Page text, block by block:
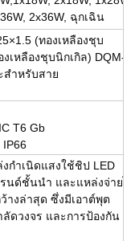
2x36W, ฉุกเฉิน
(ทองเหลืองชุบ
เหลืองชุบนิกเกิล) DQM-
สำหรับสาย
T6 Gb
IP66
กำเนิดแสงใช้ชิป LED
นด์ชั้นนำ และแหล่งจ่ายไฟ
างล่าสุด ซึ่งมีเอาต์พุต
ดวงจร และการป้องกัน